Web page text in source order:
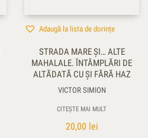
Adaugă la lista de dorințe
STRADA MARE ŞI… ALTE
MAHALALE. ÎNTÂMPLĂRI DE
ALTĂDATĂ CU ŞI FĂRĂ HAZ
VICTOR SIMION
CITEȘTE MAI MULT
20,00 lei